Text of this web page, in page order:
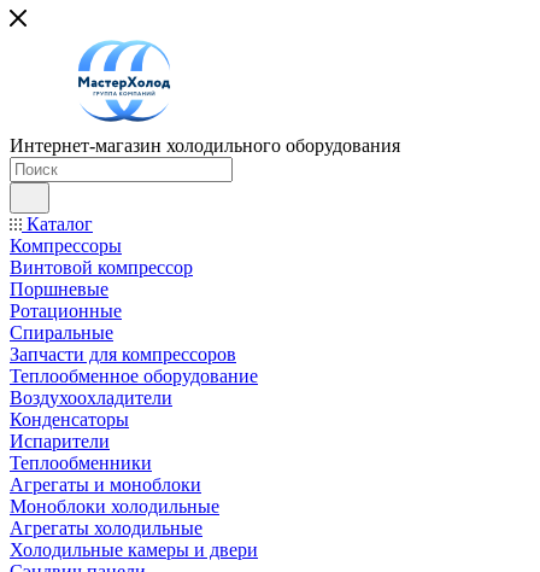
Интернет-магазин холодильного оборудования
Каталог
Компрессоры
Винтовой компрессор
Поршневые
Ротационные
Спиральные
Запчасти для компрессоров
Теплообменное оборудование
Воздухоохладители
Конденсаторы
Испарители
Теплообменники
Агрегаты и моноблоки
Моноблоки холодильные
Агрегаты холодильные
Холодильные камеры и двери